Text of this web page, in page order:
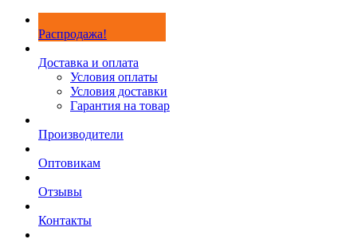
Распродажа!
Доставка и оплата
Условия оплаты
Условия доставки
Гарантия на товар
Производители
Оптовикам
Отзывы
Контакты